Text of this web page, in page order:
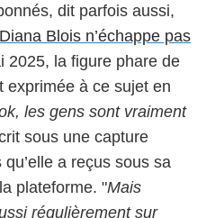
dit parfois aussi,
Diana Blois n’échappe pas
2025, la figure phare de
exprimée à ce sujet en
les gens sont vraiment
sous une capture
a reçus sous sa
plateforme. "Mais
régulièrement sur